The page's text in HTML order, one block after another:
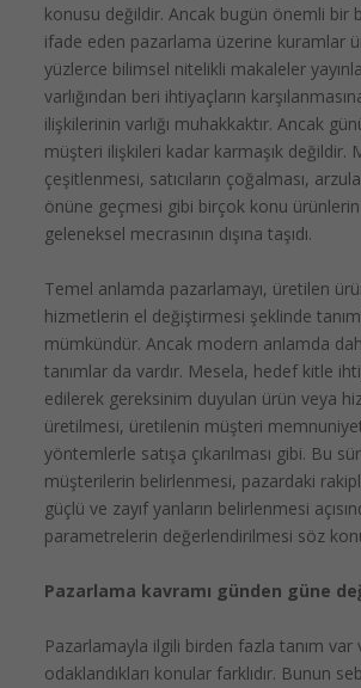
konusu değildir. Ancak bugün önemli bir
ifade eden pazarlama üzerine kuramlar
yüzlerce bilimsel nitelikli makaleler
varlığından beri ihtiyaçların
ilişkilerinin varlığı muhakkaktır. Ancak
müşteri ilişkileri kadar karmaşık değildir.
çeşitlenmesi, satıcıların çoğalması,
önüne geçmesi gibi birçok konu
geleneksel mecrasının dışına taşıdı.
Temel anlamda pazarlamayı, üretilen
hizmetlerin el değiştirmesi şeklinde
mümkündür. Ancak modern anlamda
tanımlar da vardır. Mesela, hedef kitle
edilerek gereksinim duyulan ürün veya
üretilmesi, üretilenin müşteri
yöntemlerle satışa çıkarılması gibi. Bu
müşterilerin belirlenmesi, pazardaki
güçlü ve zayıf yanların belirlenmesi
parametrelerin değerlendirilmesi söz
Pazarlama kavramı günden güne
Pazarlamayla ilgili birden fazla tanım var
odaklandıkları konular farklıdır. Bunun